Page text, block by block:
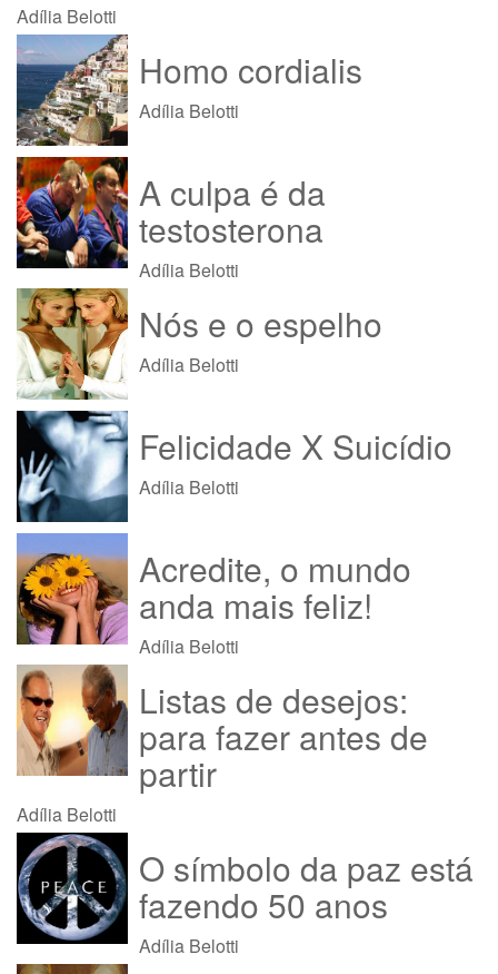
Adília Belotti
Homo cordialis
Adília Belotti
A culpa é da
testosterona
Adília Belotti
Nós e o espelho
Adília Belotti
Felicidade X Suicídio
Adília Belotti
Acredite, o mundo
anda mais feliz!
Adília Belotti
Listas de desejos:
para fazer antes de
partir
Adília Belotti
O símbolo da paz está
fazendo 50 anos
Adília Belotti